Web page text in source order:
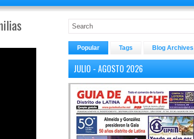
Popular Tags Blog Archives
JULIO - AGOSTO 2026